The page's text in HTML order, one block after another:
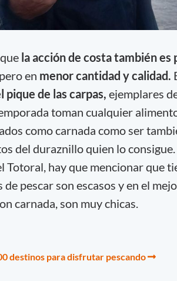
la acción de costa también es
en menor cantidad y calidad.
pique de las carpas, ejemplares
toman cualquier
como carnada como ser
del duraznillo quien lo
hay que mencionar que
pescar son escasos y en el
carnada, son muy chicas.
destinos para disfrutar pescando